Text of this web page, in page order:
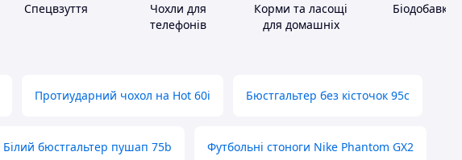
Спецвзуття
Чохли для
телефонів
Корми та ласощі
для домашніх
Біодобавки
Протиударний чохол на Hot 60i Бюстгальтер без кісточок 95с
Білий бюстгальтер пушап 75b Футбольні стоноги Nike Phantom GX2